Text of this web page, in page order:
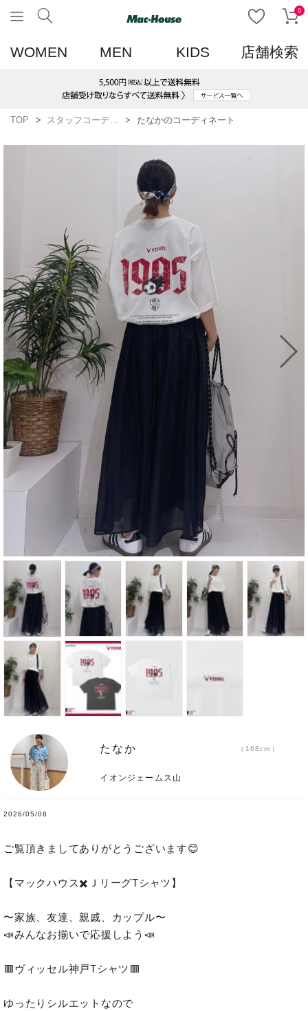
0
WOMEN MEN KIDS 店舗検索
TOP スタッフコーディネート一覧 たなかのコーディネート
たなか
イオンジェームス山
168cm
2026/05/08
ご覧頂きましてありがとうございます😊
【マックハウス✖️ＪリーグTシャツ】
〜家族、友達、親戚、カップル〜
📣みんなお揃いで応援しよう📣
🟥ヴィッセル神戸Tシャツ🟥
ゆったりシルエットなので